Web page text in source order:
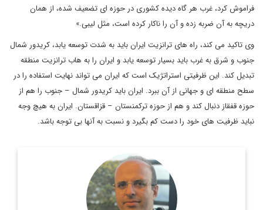
فراموش کرد، غرب هر گاه دیده کشوری در حوزه ای تضعیف شده، از همان
دریچه به آن ضربه زده و آن را ناکار کرده است، مثل لیبی.»
وی تاکید می کند، راه های ترانزیت ایران باید به شدت توسعه یابد، کریدور شمال
جنوب و شرق به غرب باید بسیار توسعه یابد و ایران را به هاب ترانزیت منطقه
تبدیل کند. این ظرفیتی استراتژیک است که ایران می تواند نهایت استفاده را در
سطح منطقه ای و جهانی از آن ببرد. ایران باید کریدور شمال – جنوب را هم از
حوزه قفقاز دنبال کند و هم از حوزه ترکمنستان – قزاقستان. ایران به هیچ وجه
نباید ظرفیت های خود را دست کم بگیرد و نسبت به آنها بی توجه باشد.
روزنامه نگار، نویسنده، مترجم و سردبیر دیپلماسی ایرانی.
اطلاعات بیشتر